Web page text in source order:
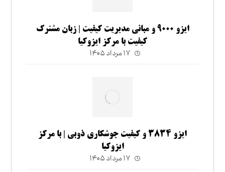
ایزو ۹۰۰۰ و مبانی مدیریت کیفیت | زبان مشترک
کیفیت با مرکز ایزوکیا
۱۷ مرداد ۱۴۰۵
ایزو ۳۸۳۴ و کیفیت جوشکاری ذوبی | با مرکز
ایزوکیا
۱۷ مرداد ۱۴۰۵